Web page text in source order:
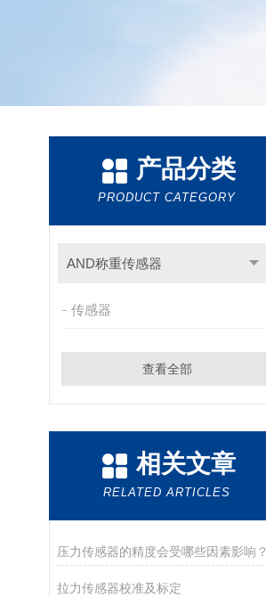
产品分类
PRODUCT CATEGORY
AND称重传感器
传感器
查看全部
相关文章
RELATED ARTICLES
压力传感器的精度会受哪些因素影响？
拉力传感器校准及标定